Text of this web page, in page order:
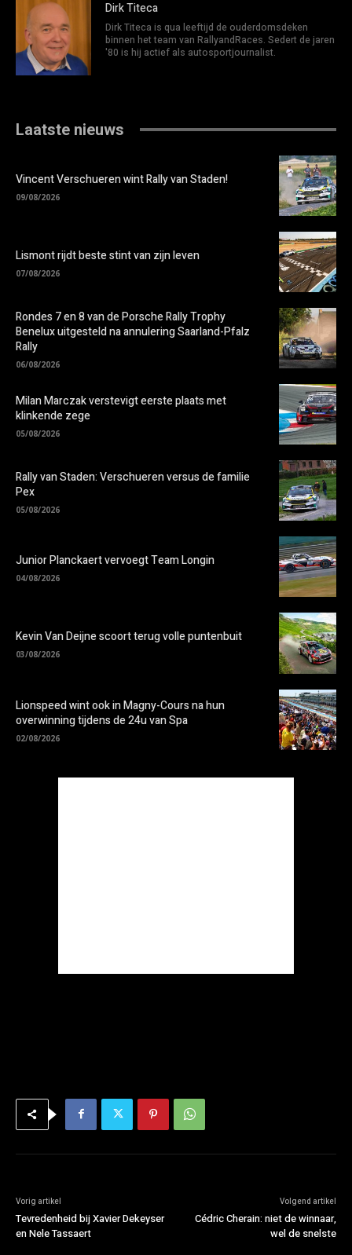
Dirk Titeca
Dirk Titeca is qua leeftijd de ouderdomsdeken
binnen het team van RallyandRaces. Sedert de jaren
'80 is hij actief als autosportjournalist.
Laatste nieuws
Vincent Verschueren wint Rally van Staden!
09/08/2026
Lismont rijdt beste stint van zijn leven
07/08/2026
Rondes 7 en 8 van de Porsche Rally Trophy
Benelux uitgesteld na annulering Saarland-Pfalz
Rally
06/08/2026
Milan Marczak verstevigt eerste plaats met
klinkende zege
05/08/2026
Rally van Staden: Verschueren versus de familie
Pex
05/08/2026
Junior Planckaert vervoegt Team Longin
04/08/2026
Kevin Van Deijne scoort terug volle puntenbuit
03/08/2026
Lionspeed wint ook in Magny-Cours na hun
overwinning tijdens de 24u van Spa
02/08/2026
Vorig artikel
Tevredenheid bij Xavier Dekeyser
en Nele Tassaert
Volgend artikel
Cédric Cherain: niet de winnaar,
wel de snelste